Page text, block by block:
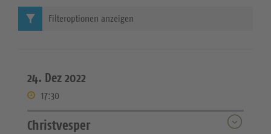
24. Dez 2022
17:30
Christvesper
Filteroptionen anzeigen